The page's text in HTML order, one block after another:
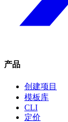
产品
创建项目
模板库
CLI
定价